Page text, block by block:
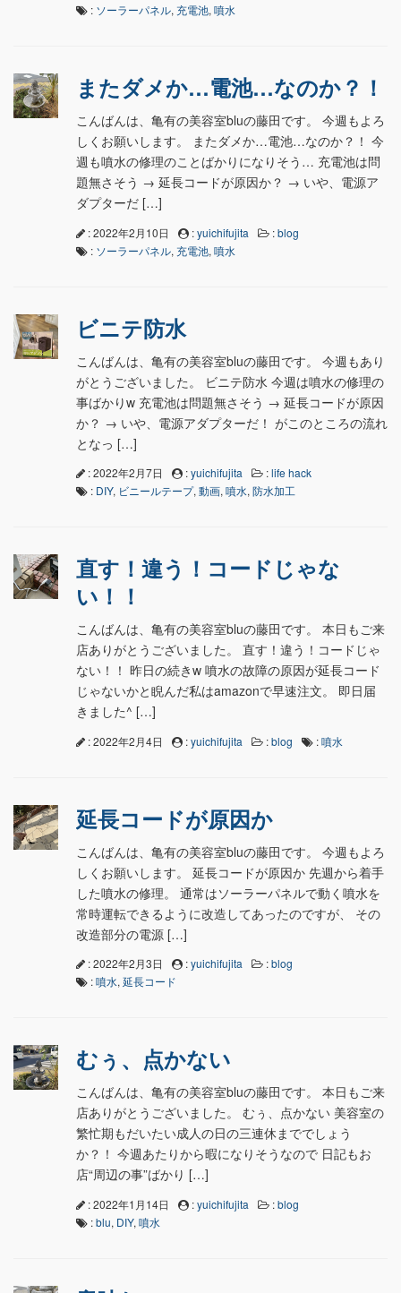
: ソーラーパネル, 充電池, 噴水
またダメか…電池…なのか？！
こんばんは、亀有の美容室bluの藤田です。 今週もよろ
しくお願いします。 またダメか…電池…なのか？！ 今
週も噴水の修理のことばかりになりそう… 充電池は問
題無さそう → 延長コードが原因か？ → いや、電源ア
ダプターだ […]
: 2022年2月10日 :yuichifujita :blog
: ソーラーパネル, 充電池, 噴水
ビニテ防水
こんばんは、亀有の美容室bluの藤田です。 今週もあり
がとうございました。 ビニテ防水 今週は噴水の修理の
事ばかりw 充電池は問題無さそう → 延長コードが原因
か？ → いや、電源アダプターだ！ がこのところの流れ
となっ […]
: 2022年2月7日 :yuichifujita :life hack
: DIY, ビニールテープ, 動画, 噴水, 防水加工
直す！違う！コードじゃな
い！！
こんばんは、亀有の美容室bluの藤田です。 本日もご来
店ありがとうございました。 直す！違う！コードじゃ
ない！！ 昨日の続きw 噴水の故障の原因が延長コード
じゃないかと睨んだ私はamazonで早速注文。 即日届
きました^ […]
: 2022年2月4日 :yuichifujita :blog :噴水
延長コードが原因か
こんばんは、亀有の美容室bluの藤田です。 今週もよろ
しくお願いします。 延長コードが原因か 先週から着手
した噴水の修理。 通常はソーラーパネルで動く噴水を
常時運転できるように改造してあったのですが、 その
改造部分の電源 […]
: 2022年2月3日 :yuichifujita :blog
:噴水, 延長コード
むぅ、点かない
こんばんは、亀有の美容室bluの藤田です。 本日もご来
店ありがとうございました。 むぅ、点かない 美容室の
繁忙期もだいたい成人の日の三連休まででしょう
か？！ 今週あたりから暇になりそうなので 日記もお
店“周辺の事”ばかり […]
: 2022年1月14日 :yuichifujita :blog
:blu, DIY, 噴水